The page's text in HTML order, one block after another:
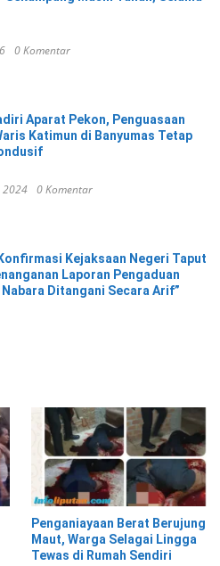
0 Komentar
Aparat Pekon, Penguasaan
Katimun di Banyumas Tetap
2024 0 Komentar
Kejaksaan Negeri Taput
Laporan Pengaduan
Nabara Ditangani Secara Arif”
Penganiayaan Berat Berujung
Maut, Warga Selagai Lingga
Tewas di Rumah Sendiri